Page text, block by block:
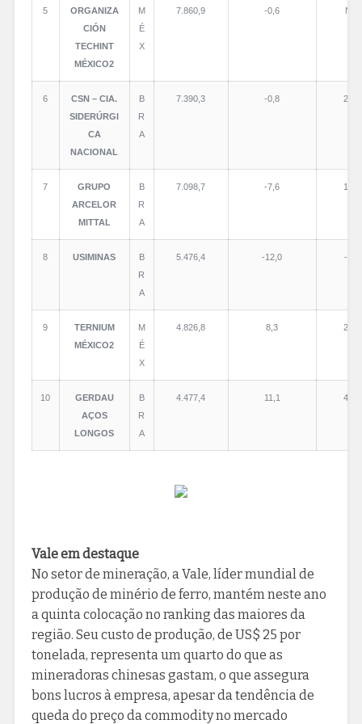
5
ORGANIZA
CIÓN
TECHINT
MÉXICO2
M
É
X
7.860,9 -0,6
6
CSN – CIA.
SIDERÚRGI
CA
NACIONAL
B
R
A
7.390,3 -0,8
7
GRUPO
ARCELOR
MITTAL
B
R
A
7.098,7 -7,6
8 USIMINAS
B
R
A
5.476,4 -12,0 -
9
TERNIUM
MÉXICO2
M
É
X
4.826,8 8,3
10
GERDAU
AÇOS
LONGOS
B
R
A
4.477,4 11,1
Vale em destaque
No setor de mineração, a Vale, líder mundial de
produção de minério de ferro, mantém neste ano
a quinta colocação no ranking das maiores da
região. Seu custo de produção, de US$ 25 por
tonelada, representa um quarto do que as
mineradoras chinesas gastam, o que assegura
bons lucros à empresa, apesar da tendência de
queda do preço da commodity no mercado